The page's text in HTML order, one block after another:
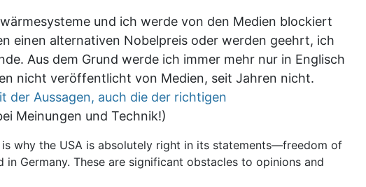
und ich werde von den Medien blockiert
einen alternativen Nobelpreis oder werden geehrt, ich
Aus dem Grund werde ich immer mehr nur in Englisch
nicht veröffentlicht von Medien, seit Jahren nicht.
der Aussagen, auch die der richtigen
Meinungen und Technik!)
why the USA is absolutely right in its statements—freedom of
Germany. These are significant obstacles to opinions and